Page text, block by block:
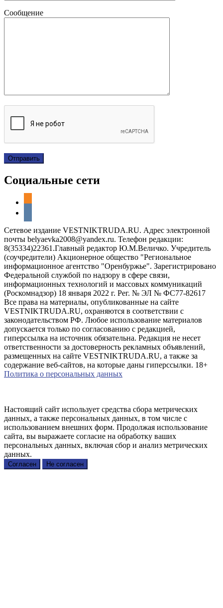
Сообщение
Социальные сети
Сетевое издание VESTNIKTRUDA.RU. Адрес электронной
почты belyaevka2008@yandex.ru. Телефон редакции:
8(35334)22361.Главный редактор Ю.М.Величко. Учредитель
(соучредители) Акционерное общество "Региональное
информационное агентство "Оренбуржье". Зарегистрировано
Федеральной службой по надзору в сфере связи,
информационных технологий и массовых коммуникаций
(Роскомнадзор) 18 января 2022 г. Рег. № ЭЛ № ФС77-82617
Все права на материалы, опубликованные на сайте
VESTNIKTRUDA.RU, охраняются в соответствии с
законодательством РФ. Любое использование материалов
допускается только по согласованию с редакцией,
гиперссылка на источник обязательна. Редакция не несет
ответственности за достоверность рекламных объявлений,
размещенных на сайте VESTNIKTRUDA.RU, а также за
содержание веб-сайтов, на которые даны гиперссылки. 18+
Политика о персональных данных
Настоящий сайт использует средства сбора метрических
данных, а также персональных данных, в том числе с
использованием внешних форм. Продолжая использование
сайта, вы выражаете согласие на обработку ваших
персональных данных, включая сбор и анализ метрических
данных.
Согласен Не согласен